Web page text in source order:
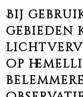
Bij
gebieden
op